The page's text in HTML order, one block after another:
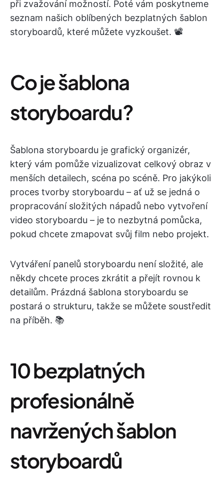
při zvažování možností. Poté vám poskytneme
seznam našich oblíbených bezplatných šablon
storyboardů, které můžete vyzkoušet. 📽️
Co je šablona
storyboardu?
Šablona storyboardu je grafický organizér,
který vám pomůže vizualizovat celkový obraz v
menších detailech, scéna po scéně. Pro jakýkoli
proces tvorby storyboardu – ať už se jedná o
propracování složitých nápadů nebo vytvoření
video storyboardu – je to nezbytná pomůcka,
pokud chcete zmapovat svůj film nebo projekt.
Vytváření panelů storyboardu není složité, ale
někdy chcete proces zkrátit a přejít rovnou k
detailům. Prázdná šablona storyboardu se
postará o strukturu, takže se můžete soustředit
na příběh. 📚
10 bezplatných
profesionálně
navržených šablon
storyboardů